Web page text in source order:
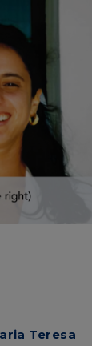
Teresa